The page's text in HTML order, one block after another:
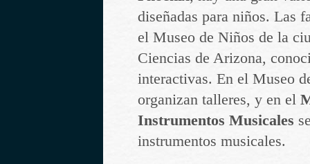
diseñadas para niños. Las
el Museo de Niños de la
Ciencias de Arizona,
interactivas. En el Museo
organizan talleres, y en el
Instrumentos Musicales
instrumentos musicales.